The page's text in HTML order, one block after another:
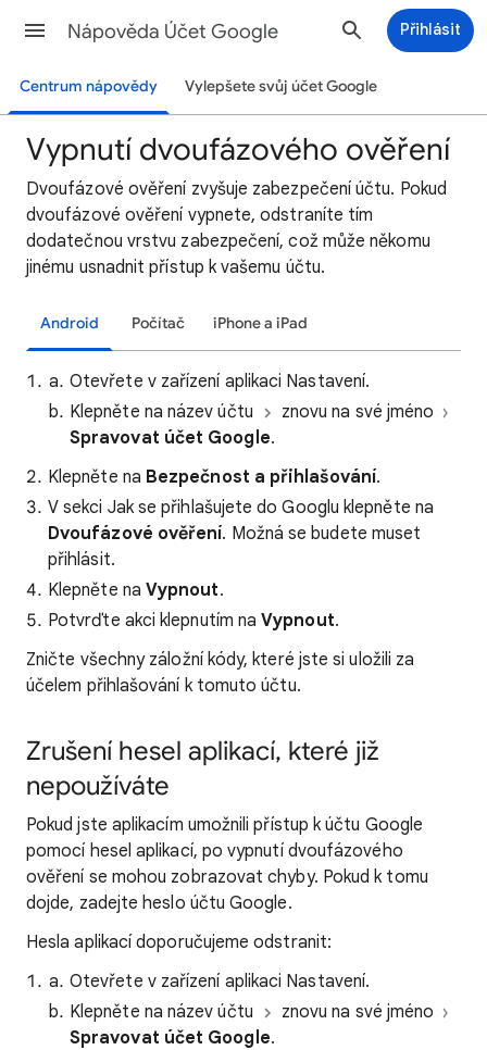
Nápověda Účet Google Přihlásit
Centrum nápovědy Vylepšete svůj účet Google
Vypnutí dvoufázového ověření
Dvoufázové ověření zvyšuje zabezpečení účtu. Pokud
dvoufázové ověření vypnete, odstraníte tím
dodatečnou vrstvu zabezpečení, což může někomu
jinému usnadnit přístup k vašemu účtu.
Android Počítač iPhone a iPad
Otevřete v zařízení aplikaci Nastavení.
Klepněte na název účtu
znovu na své jméno
Spravovat účet Google.
Klepněte na Bezpečnost a přihlašování.
V sekci Jak se přihlašujete do Googlu klepněte na
Dvoufázové ověření. Možná se budete muset
přihlásit.
Klepněte na Vypnout.
Potvrďte akci klepnutím naVypnout.
Zničte všechny záložní kódy, které jste si uložili za
účelem přihlašování k tomuto účtu.
Zrušení hesel aplikací, které již
nepoužíváte
Pokud jste aplikacím umožnili přístup k účtu Google
pomocí hesel aplikací, po vypnutí dvoufázového
ověření se mohou zobrazovat chyby. Pokud k tomu
dojde, zadejte heslo účtu Google.
Hesla aplikací doporučujeme odstranit:
Otevřete v zařízení aplikaci Nastavení.
Klepněte na název účtu
znovu na své jméno
Spravovat účet Google.